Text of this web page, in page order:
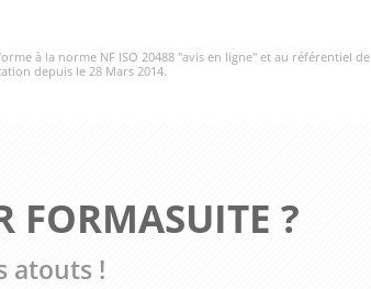
à la norme NF ISO 20488 "avis en ligne" et au référentiel de
depuis le 28 Mars 2014.
FORMASUITE ?
atouts !